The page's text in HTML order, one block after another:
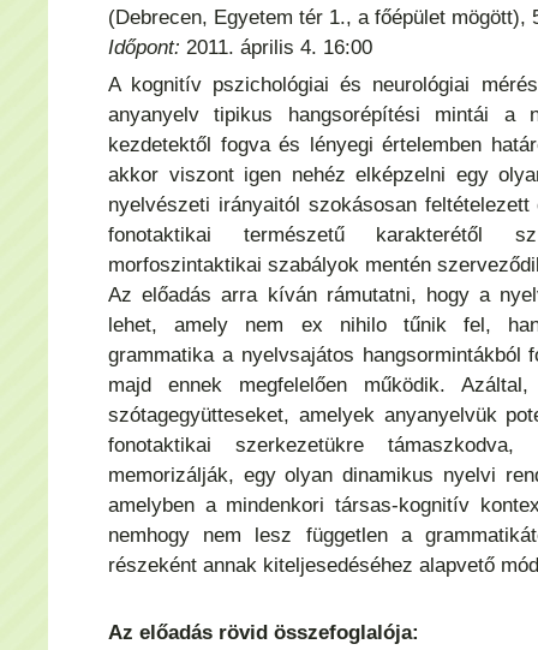
(Debrecen, Egyetem tér 1., a főépület mögött),
Időpont: 2011. április 4. 16:00
A kognitív pszichológiai és neurológiai
anyanyelv tipikus hangsorépítési mintái a
kezdetektől fogva és lényegi értelemben
akkor viszont igen nehéz elképzelni egy
nyelvészeti irányaitól szokásosan
fonotaktikai természetű karakterétől
morfoszintaktikai szabályok mentén
Az előadás arra kíván rámutatni, hogy a
lehet, amely nem ex nihilo tűnik fel,
grammatika a nyelvsajátos hangsormintákból
majd ennek megfelelően működik.
szótagegyütteseket, amelyek anyanyelvük
fonotaktikai szerkezetükre
memorizálják, egy olyan dinamikus nyelvi
amelyben a mindenkori társas-kognitív
nemhogy nem lesz független a
részeként annak kiteljesedéséhez alapvető
Az előadás rövid összefoglalója: